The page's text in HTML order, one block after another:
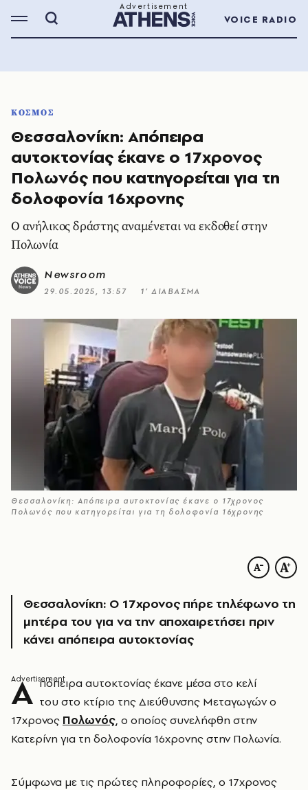
VOICE RADIO
ΚΟΣΜΟΣ
Θεσσαλονίκη: Απόπειρα
αυτοκτονίας έκανε ο 17χρονος
Πολωνός που κατηγορείται για τη
δολοφονία 16χρονης
Ο ανήλικος δράστης αναμένεται να εκδοθεί στην
Πολωνία
Newsroom
29.05.2025, 13:57 1’ ΔΙΑΒΑΣΜΑ
Θεσσαλονίκη: Απόπειρα αυτοκτονίας έκανε ο 17χρονος
Πολωνός που κατηγορείται για τη δολοφονία 16χρονης
Θεσσαλονίκη: Ο 17χρονος πήρε τηλέφωνο τη
μητέρα του για να την αποχαιρετήσει πριν
κάνει απόπειρα αυτοκτονίας
Α πόπειρα αυτοκτονίας έκανε μέσα στο κελί
του στο κτίριο της Διεύθυνσης Μεταγωγών ο
17χρονος Πολωνός, ο οποίος συνελήφθη στην
Κατερίνη για τη δολοφονία 16χρονης στην Πολωνία.
Σύμφωνα με τις πρώτες πληροφορίες, ο 17χρονος